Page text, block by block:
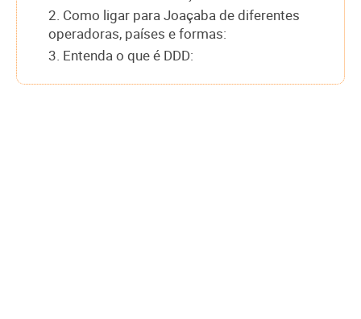
2. Como ligar para Joaçaba de diferentes
operadoras, países e formas:
3. Entenda o que é DDD: